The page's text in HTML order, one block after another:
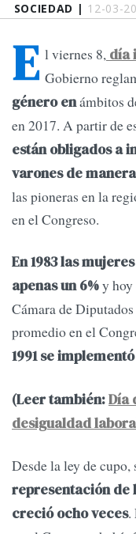
SOCIEDAD | 12-03-
E l viernes 8, día
Gobierno
género enámbitos
en 2017. A partir de
están obligados a
varones de
las pioneras en la
en el Congreso.
En 1983 las
apenas un 6%y hoy
Cámara de
promedio en el
1991 se
(Leer también:Día
desigualdad
Desde la ley de cupo,
representación de
creció ocho veces.